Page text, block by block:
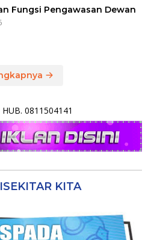
Fungsi Pengawasan Dewan
SPEACE IKLAN HUB. 0811504141
KITA